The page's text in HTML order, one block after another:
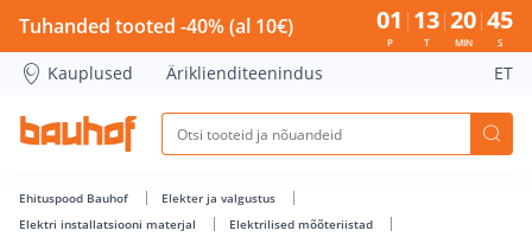
VALGUSTUGEVUSE MÕÕTJA 1-100.000 LUX 0,7&quot; LCD
Tuhanded tooted -40% (al 10€) 01
P
13
T
20
MIN
44
S
Kauplused Äriklienditeenindus ET
Ehituspood Bauhof
Elekter ja valgustus
Elektri installatsiooni materjal
Elektrilised mõõteriistad